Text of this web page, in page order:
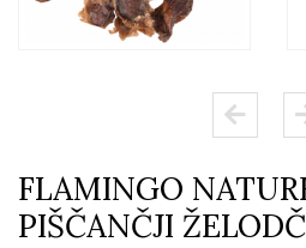
FLAMINGO
PIŠČANČJI